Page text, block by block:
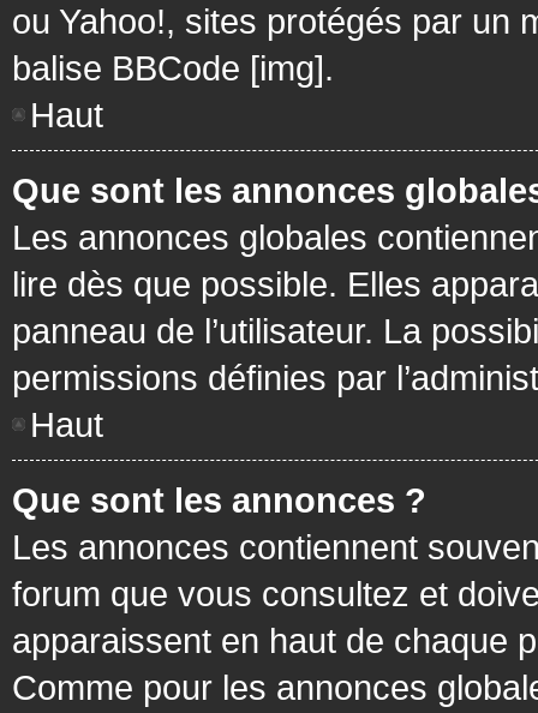
ou Yahoo!, sites protégés par un
balise BBCode [img].
Haut
Que sont les annonces
Les annonces globales
lire dès que possible. Elles
panneau de l’utilisateur. La
permissions définies par
Haut
Que sont les annonces ?
Les annonces contiennent
forum que vous consultez et
apparaissent en haut de chaque
Comme pour les annonces